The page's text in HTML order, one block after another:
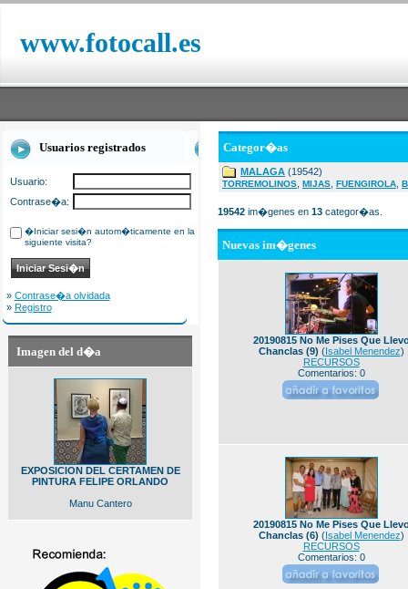
www.fotocall.es
Usuarios registrados
Usuario:
Contrase�a:
�Iniciar sesi�n autom�ticamente en la
siguiente visita?
» Contrase�a olvidada
» Registro
Imagen del d�a
EXPOSICION DEL CERTAMEN DE
PINTURA FELIPE ORLANDO
Manu Cantero
Categor�as
MALAGA (19542)
TORREMOLINOS MIJAS FUENGIROLA
19542 im�genes en 13 categor�as.
Nuevas im�genes
20190815 No Me Pises Que
Chanclas (9) (Isabel Menendez)
RECURSOS
Comentarios: 0
20190815 No Me Pises Que
Chanclas (6) (Isabel Menendez)
RECURSOS
Comentarios: 0